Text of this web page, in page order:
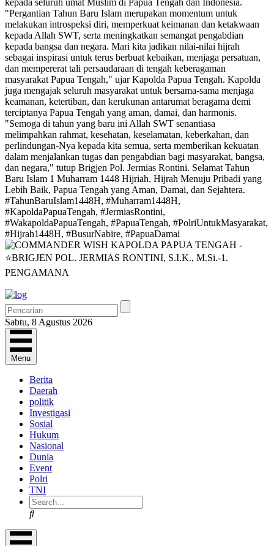
Sabtu, 8 Agustus 2026
Menu
Berita
Daerah
politik
Investigasi
Sosial
Hukum
Nasional
Dunia
Event
Polri
TNI
Search